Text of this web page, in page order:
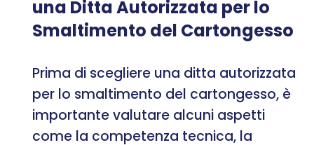
una Ditta Autorizzata per lo
Smaltimento del Cartongesso
Prima di scegliere una ditta autorizzata
per lo smaltimento del cartongesso, è
importante valutare alcuni aspetti
come la competenza tecnica, la